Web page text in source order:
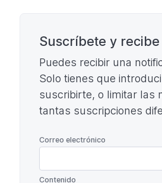
Suscríbete y
Puedes recibir una
Solo tienes que
suscribirte, o limitar las
tantas suscripciones
Correo electrónico
Contenido